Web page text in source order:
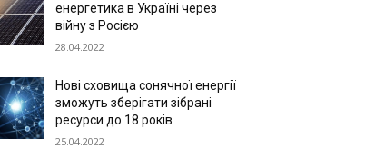
енергетика в Україні через
війну з Росією
28.04.2022
Нові сховища сонячної енергії
зможуть зберігати зібрані
ресурси до 18 років
25.04.2022